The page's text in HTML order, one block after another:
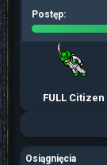
Postęp:
FULL Citizen
Osiągnięcia